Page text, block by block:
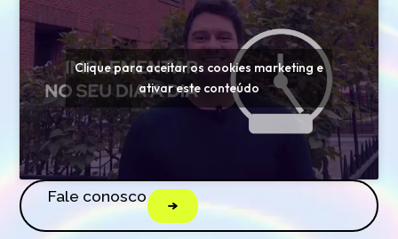
Clique para aceitar os cookies marketing e
ativar este conteúdo
Fale conosco